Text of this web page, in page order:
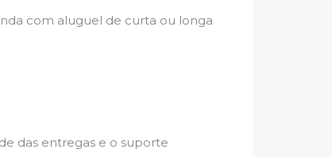
com aluguel de curta ou longa
das entregas e o suporte